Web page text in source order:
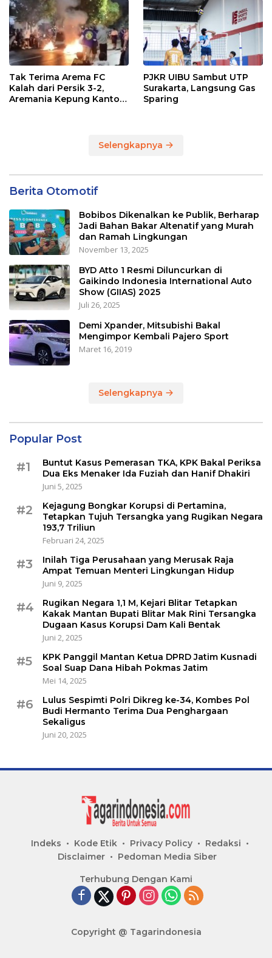
Tak Terima Arema FC
Kalah dari Persik 3-2,
Aremania Kepung Kantor
PJKR UIBU Sambut UTP
Surakarta, Langsung Gas
Sparing
Selengkapnya
Berita Otomotif
Bobibos Dikenalkan ke Publik, Berharap
Jadi Bahan Bakar Altenatif yang Murah
dan Ramah Lingkungan
November 13, 2025
BYD Atto 1 Resmi Diluncurkan di
Gaikindo Indonesia International Auto
Show (GIIAS) 2025
Juli 26, 2025
Demi Xpander, Mitsubishi Bakal
Mengimpor Kembali Pajero Sport
Maret 16, 2019
Selengkapnya
Popular Post
#1
Buntut Kasus Pemerasan TKA, KPK Bakal Periksa
Dua Eks Menaker Ida Fuziah dan Hanif Dhakiri
Juni 5, 2025
#2
Kejagung Bongkar Korupsi di Pertamina,
Tetapkan Tujuh Tersangka yang Rugikan Negara
193,7 Triliun
Februari 24, 2025
#3
Inilah Tiga Perusahaan yang Merusak Raja
Ampat Temuan Menteri Lingkungan Hidup
Juni 9, 2025
#4
Rugikan Negara 1,1 M, Kejari Blitar Tetapkan
Kakak Mantan Bupati Blitar Mak Rini Tersangka
Dugaan Kasus Korupsi Dam Kali Bentak
Juni 2, 2025
#5
KPK Panggil Mantan Ketua DPRD Jatim Kusnadi
Soal Suap Dana Hibah Pokmas Jatim
Mei 14, 2025
#6
Lulus Sespimti Polri Dikreg ke-34, Kombes Pol
Budi Hermanto Terima Dua Penghargaan
Sekaligus
Juni 20, 2025
Indeks Kode Etik Privacy Policy
Redaksi
Disclaimer
Pedoman Media Siber
Terhubung Dengan Kami
Copyright @ Tagarindonesia